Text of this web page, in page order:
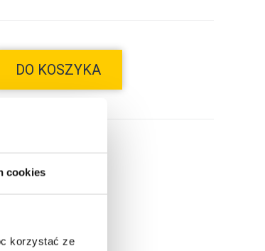
cookies
korzystać ze
DO KOSZYKA